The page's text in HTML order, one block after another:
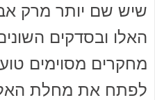
שיש שם יותר מרק
האלו ובסדקים
מחקרים מסוימים
לפתח את מחלת